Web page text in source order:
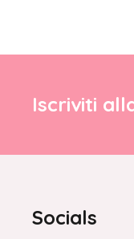
Iscriviti
Socials